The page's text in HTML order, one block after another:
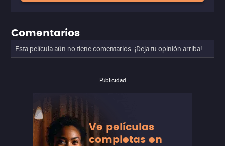
Comentarios
Esta película aún no tiene comentarios. ¡Deja tu opinión arriba!
Publicidad
Ve películas
completas en